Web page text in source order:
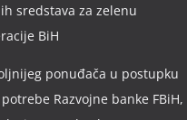
sredstava za zelenu
BiH
ponuđača u postupku
Razvojne banke FBiH,